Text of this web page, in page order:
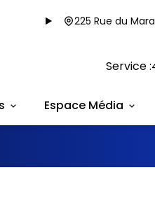
225 Rue du
Service :
Espace Média